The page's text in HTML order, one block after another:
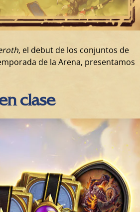
, el debut de los conjuntos de
de la Arena, presentamos
clase